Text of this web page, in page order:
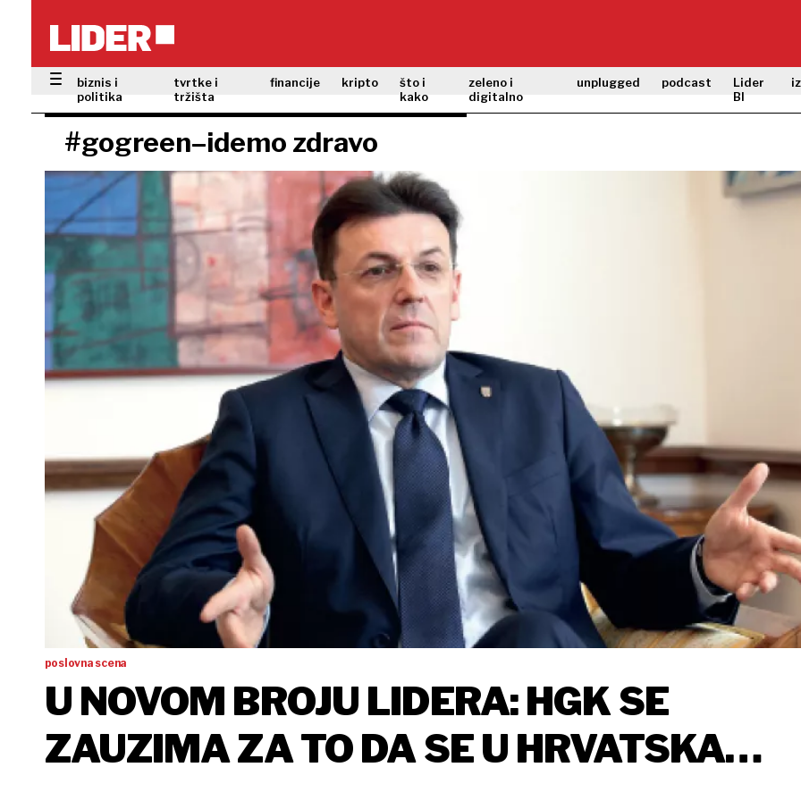
biznis i
politika
tvrtke i
tržišta
financije kripto
što i
kako
zeleno i
digitalno
unplugged podcast
Lider
BI
#gogreen–idemo zdravo
poslovna scena
U NOVOM BROJU LIDERA: HGK SE
ZAUZIMA ZA TO DA SE U HRVATSKA